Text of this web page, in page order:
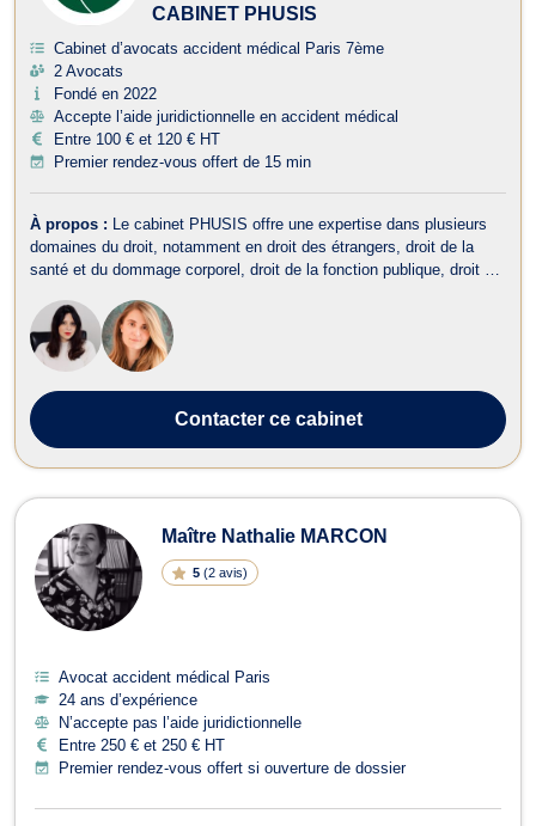
CABINET PHUSIS
Cabinet d’avocats accident médical Paris 7ème
2 Avocats
Fondé en 2022
Accepte l’aide juridictionnelle en accident médical
Entre 100 € et 120 € HT
Premier rendez-vous offert de 15 min
À propos :
Le cabinet PHUSIS offre une expertise dans plusieurs
domaines du droit, notamment en droit des étrangers, droit de la
santé et du dommage corporel, droit de la fonction publique, droit de
droit des étrangers, Maître Marianne LAHANA et Maître Gabrièle
GIEN as...
Contacterce cabinet
Maître Nathalie MARCON
5 (2 avis)
Avocat accident médical Paris
24 ans d’expérience
N’accepte pas l’aide juridictionnelle
Entre 250 € et 250 € HT
Premier rendez-vous offert si ouverture de dossier